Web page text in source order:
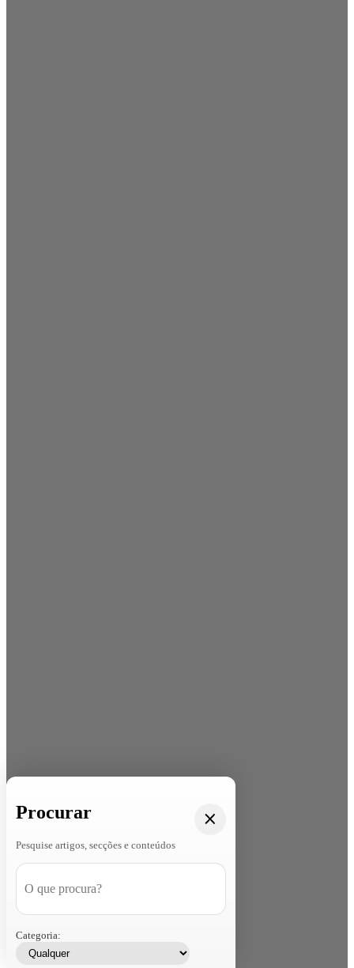
Procurar
Pesquise artigos, secções e conteúdos
Categoria: